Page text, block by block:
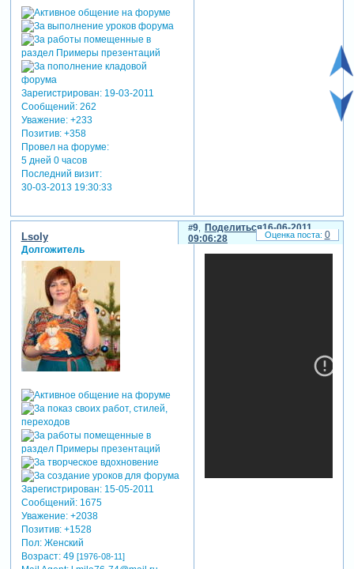
Зарегистрирован: 19-03-2011
Сообщений:262
Уважение: +233
Позитив: +358
Провел на форуме:
5 дней 0 часов
Последний визит:
30-03-2013 19:30:33
Поделиться
9
16-06-2011
09:06:28
Lsoly
Долгожитель
Зарегистрирован: 15-05-2011
Сообщений:1675
Уважение: +2038
Позитив: +1528
Пол:Женский
Возраст:49 [1976-08-11]
0